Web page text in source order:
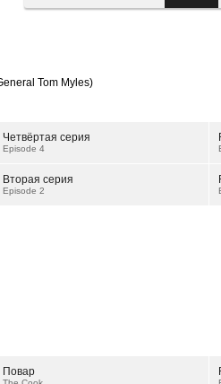
Tom Myles)
Четвёртая серия
Episode 4
Вторая серия
Episode 2
Повар